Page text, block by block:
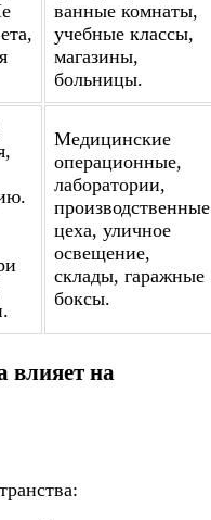
ванные комнаты,
учебные классы,
магазины,
больницы.
Медицинские
операционные,
лаборатории,
производственные
цеха, уличное
освещение,
склады, гаражные
боксы.
влияет на